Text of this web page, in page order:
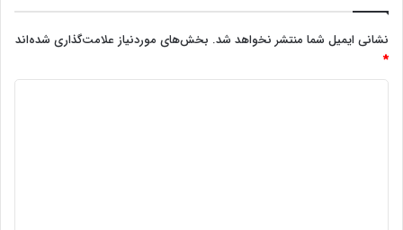
نشانی ایمیل شما منتشر نخواهد شد. بخش‌های موردنیاز علامت‌گذاری شده‌اند
*